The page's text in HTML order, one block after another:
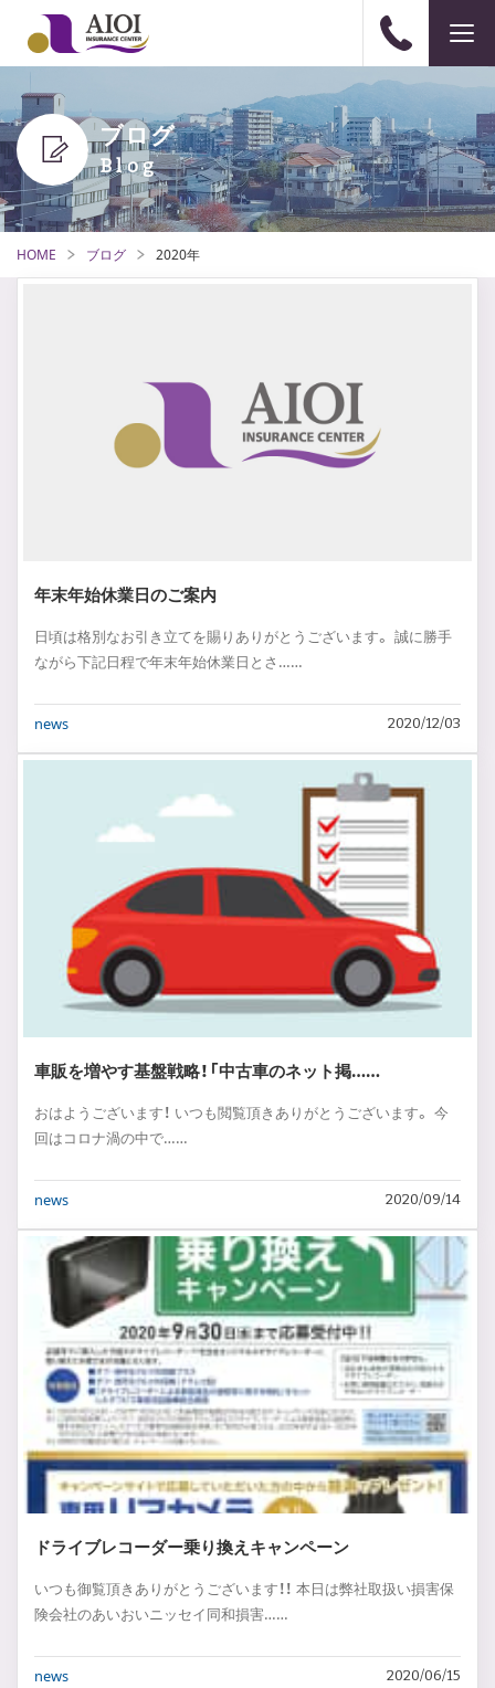
ブログ
HOME ブログ 2020年
年末年始休業日のご案内
日頃は格別なお引き立てを賜りありがとうございます。 誠に勝手
ながら下記日程で年末年始休業日とさ……
news 2020/12/03
車販を増やす基盤戦略！「中古車のネット掲……
おはようございます！ いつも閲覧頂きありがとうございます。 今
回はコロナ渦の中で……
news 2020/09/14
ドライブレコーダー乗り換えキャンペーン
いつも御覧頂きありがとうございます！！ 本日は弊社取扱い損害保
険会社のあいおいニッセイ同和損害……
news 2020/06/15